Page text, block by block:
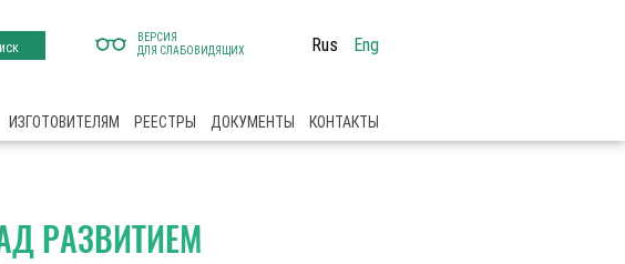
ВЕРСИЯ
ДЛЯ СЛАБОВИДЯЩИХ
Rus Eng
ИЗГОТОВИТЕЛЯМ РЕЕСТРЫ ДОКУМЕНТЫ КОНТАКТЫ
РАЗВИТИЕМ